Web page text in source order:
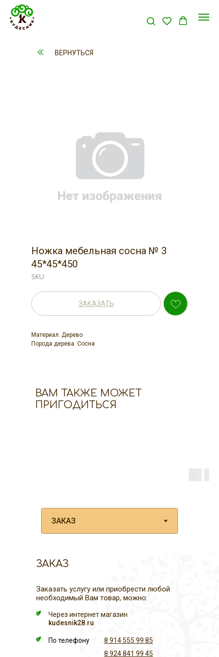
ВЕРНУТЬСЯ
Ножка мебельная сосна № 3
45*45*450
SKU:
ЗАКАЗАТЬ
Материал: Дерево
Порода дерева: Сосна
ВАМ ТАКЖЕ МОЖЕТ
ПРИГОДИТЬСЯ
ЗАКАЗ
8 914 555 99 85
8 924 841 99 45
По телефону
Через интернет магазин
kudesnik28.ru
Заказать услугу или приобрести любой
необходимый Вам товар, можно: